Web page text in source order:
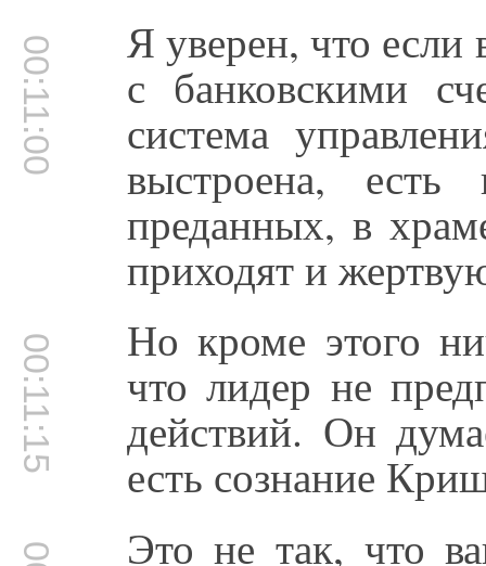
00:11:00 Я уверен, что если
с банковскими
система
выстроена, есть
преданных, в
приходят и
00:11:15 Но кроме этого
что лидер не
действий. Он
есть сознание
Это не так, что